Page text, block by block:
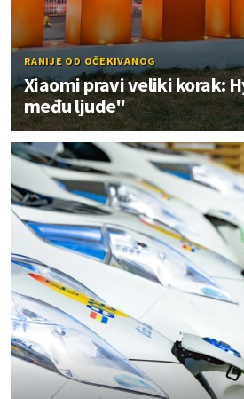
RANIJE OD OČEKIVANOG
Xiaomi pravi veliki korak:
među ljude"